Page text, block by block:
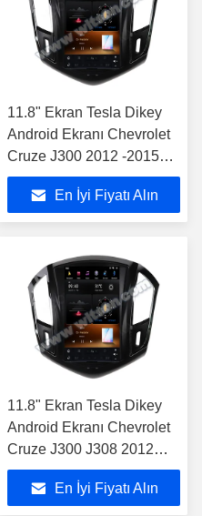
11.8" Ekran Tesla Dikey
Android Ekranı Chevrolet
Cruze J300 2012 -2015
Araba Stereosu
En İyi Fiyatı Alın
11.8" Ekran Tesla Dikey
Android Ekranı Chevrolet
Cruze J300 J308 2012
-2015 Araba Stereosu
En İyi Fiyatı Alın